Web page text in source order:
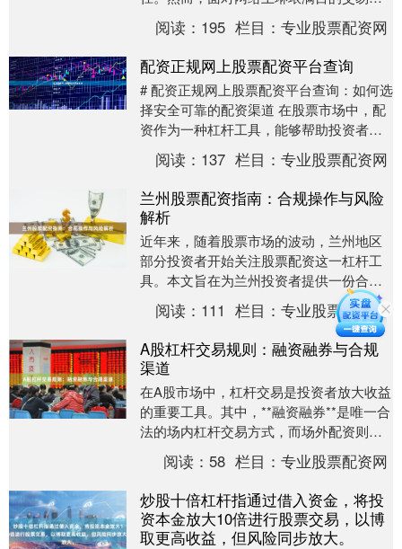
道，如何辨别并选择一家**正规股票交易平
台**，无疑....
阅读： 195 栏目：专业股票配资网
配资正规网上股票配资平台查询
# 配资正规网上股票配资平台查询：如何选
择安全可靠的配资渠道 在股票市场中，配
资作为一种杠杆工具，能够帮助投资者放
大资金使用效率。然而，随着配资行业的
快速发展，....
阅读： 137 栏目：专业股票配资网
兰州股票配资指南：合规操作与风险
解析
近年来，随着股票市场的波动，兰州地区
部分投资者开始关注股票配资这一杠杆工
具。本文旨在为兰州投资者提供一份合规
操作与风险解析指南，帮助大家在理性认
知的基础上进行投....
阅读： 111 栏目：专业股票配资网
A股杠杆交易规则：融资融券与合规
渠道
在A股市场中，杠杆交易是投资者放大收益
的重要工具。其中，**融资融券**是唯一合
法的场内杠杆交易方式，而场外配资则属
于违规渠道。本文将详细解析融资融券的
规则、操....
阅读：58 栏目：专业股票配资网
炒股十倍杠杆指通过借入资金，将投
资本金放大10倍进行股票交易，以博
取更高收益，但风险同步放大。